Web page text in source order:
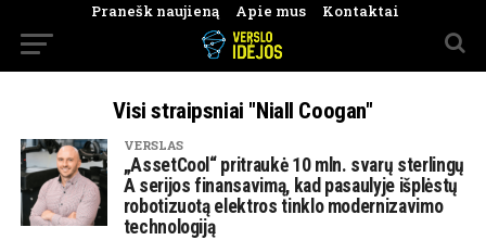
Pranešk naujieną Apie mus Kontaktai
Visi straipsniai "Niall Coogan"
VERSLAS
„AssetCool“ pritraukė 10 mln. svarų sterlingų
A serijos finansavimą, kad pasaulyje išplėstų
robotizuotą elektros tinklo modernizavimo
technologiją